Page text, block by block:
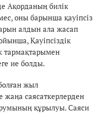
Ақорданың билік
оны барынша қауіпсіз
алдын ала жасап
Қауіпсіздік
тармақтарымен
ие болды.
жыл
жаңа саясаткерлерден
құрылуы. Саяси